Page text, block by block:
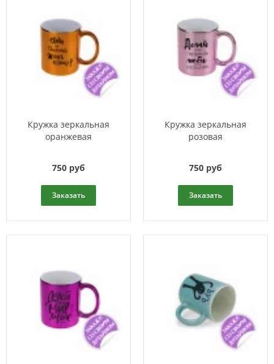
Кружка зеркальная
оранжевая
750 руб
Заказать
Кружка зеркальная
розовая
750 руб
Заказать